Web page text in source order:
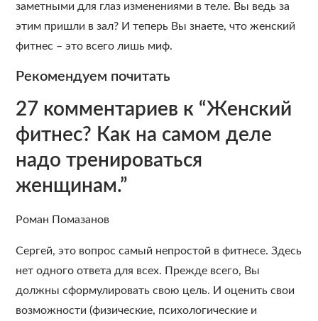
заметными для глаз изменениями в теле. Вы ведь за
этим пришли в зал? И теперь Вы знаете, что женский
фитнес – это всего лишь миф.
Рекомендуем почитать
27 комментариев к “Женский
фитнес? Как на самом деле
надо тренироваться
женщинам.”
Роман Помазанов
Сергей, это вопрос самый непростой в фитнесе. Здесь
нет одного ответа для всех. Прежде всего, Вы
должны сформулировать свою цель. И оценить свои
возможности (физические, психологические и